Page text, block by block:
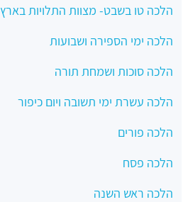
הלכה טו בשבט- מצוות התלויות בארץ
הלכה ימי הספירה ושבועות
הלכה סוכות ושמחת תורה
הלכה עשרת ימי תשובה ויום כיפור
הלכה פורים
הלכה פסח
הלכה ראש השנה